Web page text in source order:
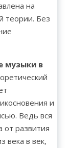
на
теории. Без
музыки в
и
Ведь вся
от развития
века в век,